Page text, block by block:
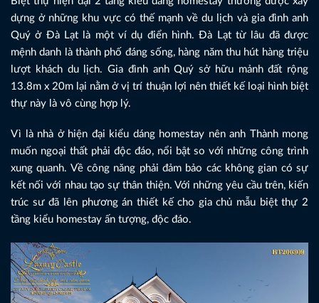
dựng ở những khu vực có thế mạnh về du lịch và gia đình anh
Quý ở Đà Lạt là một ví dụ điển hình. Đà Lạt từ lâu đã được
mệnh danh là thành phố đáng sống, hàng năm thu hút hàng triệu
lượt khách du lịch. Gia đình anh Quý sở hữu mảnh đất rộng
13.8m x 20m lại nằm ở vị trí thuận lợi nên thiết kế loại hình biệt
thự này là vô cùng hợp lý.
Vì là nhà ở hiện đại kiểu dáng homestay nên anh Thành mong
muốn ngoại thất phải độc đáo, nổi bật so với những công trình
xung quanh. Về công năng phải đảm bảo các không gian có sự
kết nối với nhau tạo sự thân thiện. Với những yêu cầu trên, kiến
trúc sư đã lên phương án thiết kế cho gia chủ mẫu biệt thự 2
tầng kiểu homestay ấn tượng, độc đáo.